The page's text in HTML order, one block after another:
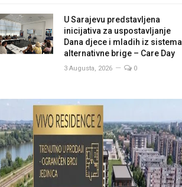
U Sarajevu predstavljena
inicijativa za uspostavljanje
Dana djece i mladih iz sistema
alternativne brige – Care Day
3 Augusta, 2026 0